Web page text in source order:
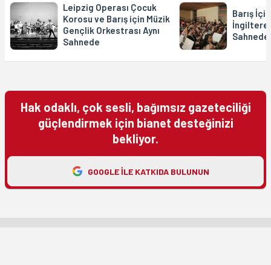
Leipzig Operası Çocuk
Korosu ve Barış için Müzik
Gençlik Orkestrası Aynı
Sahnede
Barış
Hak odaklı, çok sesli, bağımsız gazeteciliği
güçlendirmek için bianet desteğinizi
bekliyor.
GOOGLE ILE KATKIDA BULUNUN